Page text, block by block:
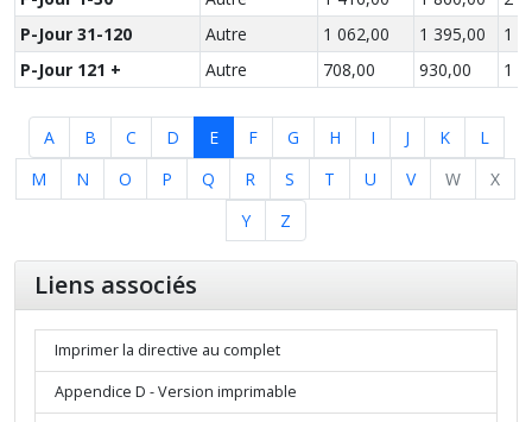
P-Jour 31-120
Autre 1 062,00 1 395,00
1
P-Jour 121 +
Autre 708,00 930,00 1
A B C D E F G H I J K
L
M
N O P Q R S T U V W
X
Y
Z
Liens associés
Imprimer la directive au complet
Appendice D - Version imprimable